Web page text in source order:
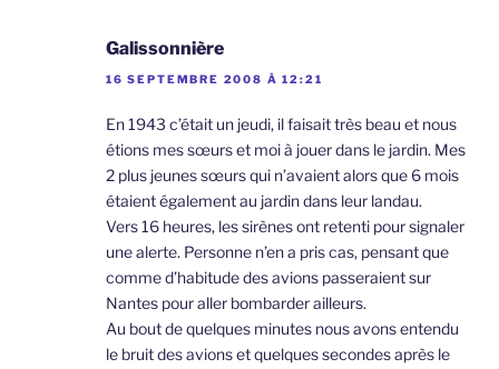
Galissonnière
16 SEPTEMBRE 2008 À 12:21
En 1943 c’était un jeudi, il faisait très beau et nous
étions mes sœurs et moi à jouer dans le jardin. Mes
2 plus jeunes sœurs qui n’avaient alors que 6 mois
étaient également au jardin dans leur landau.
Vers 16 heures, les sirènes ont retenti pour signaler
une alerte. Personne n’en a pris cas, pensant que
comme d’habitude des avions passeraient sur
Nantes pour aller bombarder ailleurs.
Au bout de quelques minutes nous avons entendu
le bruit des avions et quelques secondes après le